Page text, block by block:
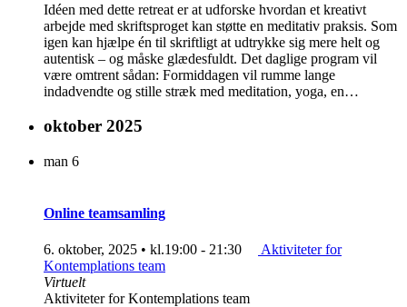
Idéen med dette retreat er at udforske hvordan et kreativt
arbejde med skriftsproget kan støtte en meditativ praksis. Som
igen kan hjælpe én til skriftligt at udtrykke sig mere helt og
autentisk – og måske glædesfuldt. Det daglige program vil
være omtrent sådan: Formiddagen vil rumme lange
indadvendte og stille stræk med meditation, yoga, en…
oktober 2025
man 6
Online teamsamling
6. oktober, 2025 • kl.19:00 - 21:30
Aktiviteter for
Kontemplations team
Virtuelt
Aktiviteter for Kontemplations team